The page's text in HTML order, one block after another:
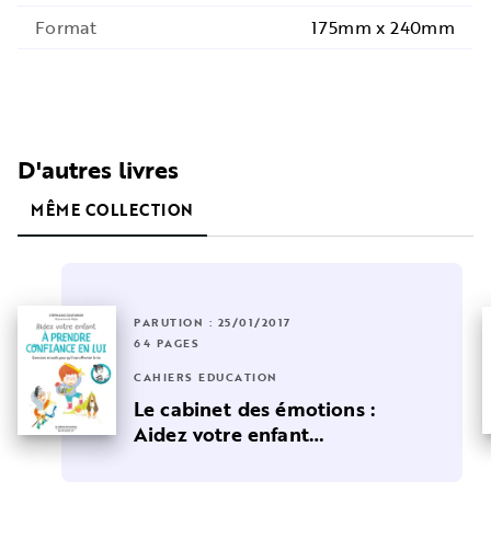
Format
175mm x 240mm
D'autres livres
MÊME COLLECTION
PARUTION : 25/01/2017
64 PAGES
CAHIERS ÉDUCATION
Le cabinet des émotions :
Aidez votre enfant…